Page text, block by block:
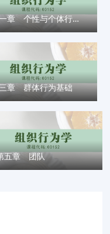
第一章 个性与个体行为分析
章 群体行为基础
五章 团队